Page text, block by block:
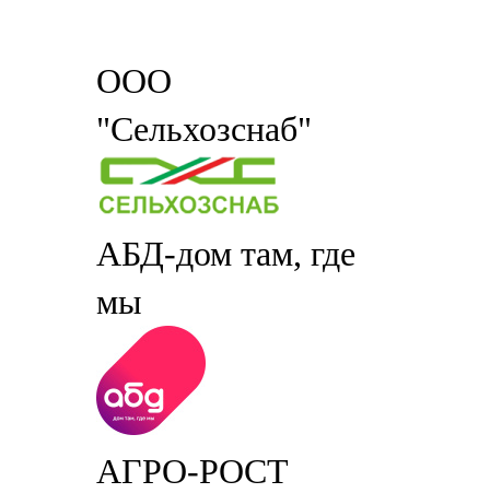
ООО
"Сельхозснаб"
АБД-дом там, где
мы
АГРО-РОСТ